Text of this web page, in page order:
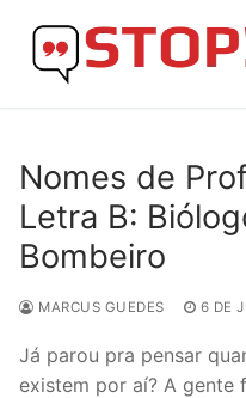
content
Nomes de
Letra B:
Bombeiro
MARCUS GUEDES 6 DE
Já parou pra pensar
existem por aí? A gente